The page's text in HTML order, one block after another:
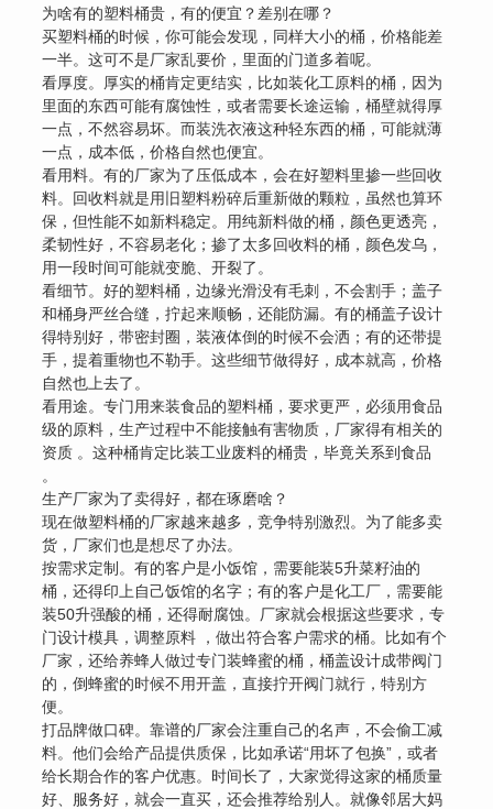
为啥有的塑料桶贵，有的便宜？差别在哪？
买塑料桶的时候，你可能会发现，同样大小的桶，价格能差
一半。这可不是厂家乱要价，里面的门道多着呢。
看厚度。厚实的桶肯定更结实，比如装化工原料的桶，因为
里面的东西可能有腐蚀性，或者需要长途运输，桶壁就得厚
一点，不然容易坏。而装洗衣液这种轻东西的桶，可能就薄
一点，成本低，价格自然也便宜。
看用料。有的厂家为了压低成本，会在好塑料里掺一些回收
料。回收料就是用旧塑料粉碎后重新做的颗粒，虽然也算环
保，但性能不如新料稳定。用纯新料做的桶，颜色更透亮，
柔韧性好，不容易老化；掺了太多回收料的桶，颜色发乌，
用一段时间可能就变脆、开裂了。
看细节。好的塑料桶，边缘光滑没有毛刺，不会割手；盖子
和桶身严丝合缝，拧起来顺畅，还能防漏。有的桶盖子设计
得特别好，带密封圈，装液体倒的时候不会洒；有的还带提
手，提着重物也不勒手。这些细节做得好，成本就高，价格
自然也上去了。
看用途。专门用来装食品的塑料桶，要求更严，必须用食品
级的原料，生产过程中不能接触有害物质，厂家得有相关的
资质 。这种桶肯定比装工业废料的桶贵，毕竟关系到食品
。
生产厂家为了卖得好，都在琢磨啥？
现在做塑料桶的厂家越来越多，竞争特别激烈。为了能多卖
货，厂家们也是想尽了办法。
按需求定制。有的客户是小饭馆，需要能装5升菜籽油的
桶，还得印上自己饭馆的名字；有的客户是化工厂，需要能
装50升强酸的桶，还得耐腐蚀。厂家就会根据这些要求，专
门设计模具，调整原料 ，做出符合客户需求的桶。比如有个
厂家，还给养蜂人做过专门装蜂蜜的桶，桶盖设计成带阀门
的，倒蜂蜜的时候不用开盖，直接拧开阀门就行，特别方
便。
打品牌做口碑。靠谱的厂家会注重自己的名声，不会偷工减
料。他们会给产品提供质保，比如承诺“用坏了包换”，或者
给长期合作的客户优惠。时间长了，大家觉得这家的桶质量
好、服务好，就会一直买，还会推荐给别人。就像邻居大妈